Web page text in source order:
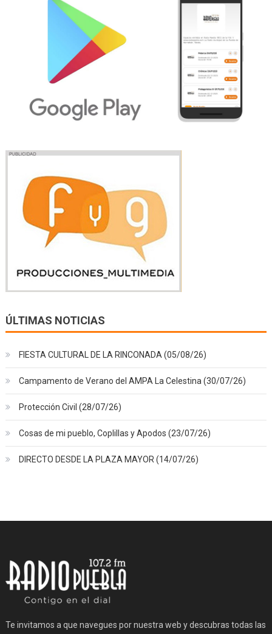
ÚLTIMAS NOTICIAS
FIESTA CULTURAL DE LA RINCONADA (05/08/26)
Campamento de Verano del AMPA La Celestina (30/07/26)
Protección Civil (28/07/26)
Cosas de mi pueblo, Coplillas y Apodos (23/07/26)
DIRECTO DESDE LA PLAZA MAYOR (14/07/26)
Te invitamos a que navegues por nuestra web y descubras todas las